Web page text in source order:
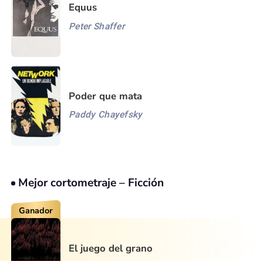
Equus
Peter Shaffer
Poder que mata
Paddy Chayefsky
Mejor cortometraje – Ficción
Ganador
El juego del grano